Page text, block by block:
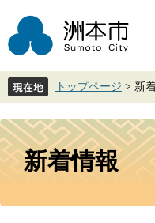
ジ
先
す。
ュ
を
し
て
トップページ > 新
本
文
新着情報